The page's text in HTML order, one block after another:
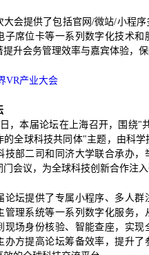
大会提供了包括官网/微站/小程
子席位卡等一系列数字化技术和
提升会务管理效率与嘉宾体验，保
VR产业大会
，本届论坛在上海召开，围绕"
的全球科技共同体"主题，由科学
技部二司和同济大学联合承办，
会议，为全球科技创新合作注入
论坛提供了专属小程序、多人群
管理系统等一系列数字化服务，
现场身份核验、智能查座，实现
办方提高论坛筹备效率，提升了